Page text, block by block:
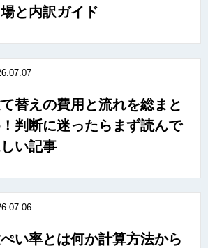
と内訳ガイド
替えの費用と流れを総まと
判断に迷ったらまず読んで
い記事
い率とは何か計算方法から